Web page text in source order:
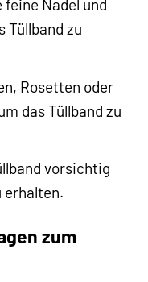
feine Nadel und
Tüllband zu
Rosetten oder
das Tüllband zu
vorsichtig
erhalten.
zum